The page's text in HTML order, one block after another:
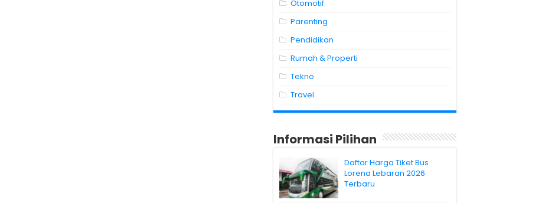
Otomotif
Parenting
Pendidikan
Rumah & Properti
Tekno
Travel
Informasi Pilihan
Daftar Harga Tiket Bus
Lorena Lebaran 2026
Terbaru